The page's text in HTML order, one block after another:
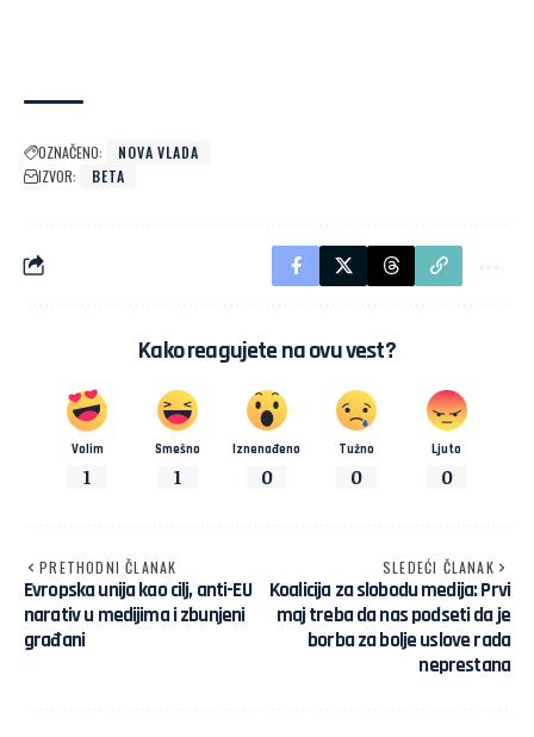
OZNAČENO:
NOVA VLADA
IZVOR:
BETA
Kako reagujete na ovu vest?
Volim
1
Smešno
1
Iznenađeno
0
Tužno
0
Ljuto
0
PRETHODNI ČLANAK
Evropska unija kao cilj, anti-EU
narativ u medijima i zbunjeni
građani
SLEDEĆI ČLANAK
Koalicija za slobodu medija: Prvi
maj treba da nas podseti da je
borba za bolje uslove rada
neprestana